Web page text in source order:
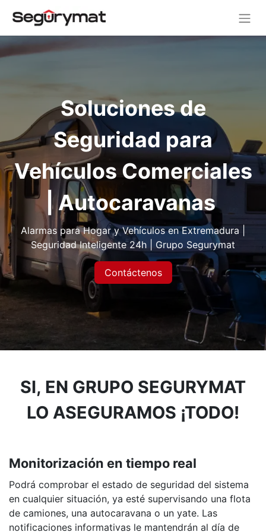
Soluciones de
Seguridad para
Vehículos Comerciales
| Autocaravanas
Alarmas para Hogar y Vehículos en Extremadura |
Seguridad Inteligente 24h | Grupo Segurymat
Contáctenos
SI, EN GRUPO SEGURYMAT
LO ASEGURAMOS ¡TODO!
Monitorización en tiempo real
Podrá comprobar el estado de seguridad del sistema
en cualquier situación, ya esté supervisando una flota
de camiones, una autocaravana o un yate. Las
notificaciones informativas le mantendrán al día de